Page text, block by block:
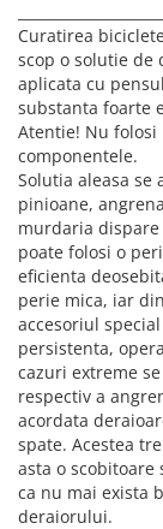
FURCI SI
PEDALE SI
PIESE E-BIKE
ROTI SI PIESE
RULMENTI
SEI SI
TRANSMISIE
PEDALIERE
OCHELARI
PROTECTII/
ARMURI
PROTECTII COATE
PROTECTII
ALTE PROTECTII
PANTALONI
RECUPERARE SI
SEPCI /CACIULI /
BANDANE
CACIULI
MASTI/CAGULE
SEPCI
Curatirea
scop o solutie de
aplicata cu
substanta foarte
Atentie! Nu
componentele.
Solutia aleasa
pinioane,
murdaria
poate folosi o
eficienta
perie mica, iar
accesoriul
persistenta,
cazuri extreme
respectiv a
acordata
spate. Acestea
asta o
ca nu mai exista
deraiorului.